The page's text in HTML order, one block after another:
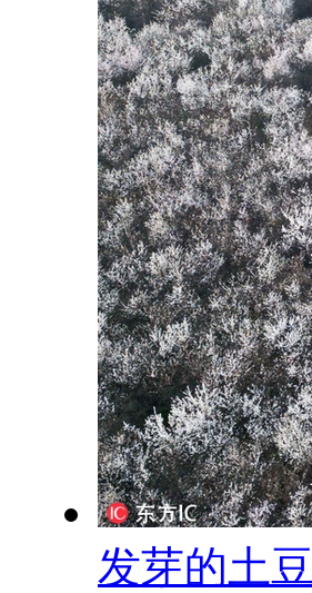
发芽的土